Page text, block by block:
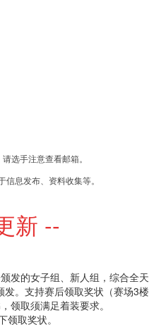
选手注意查看邮箱。
信息发布、资料收集等。
新 --
发的女子组、新人组，综合全
。支持赛后领取奖状（赛场3楼
领取须满足着装要求。
取奖状。